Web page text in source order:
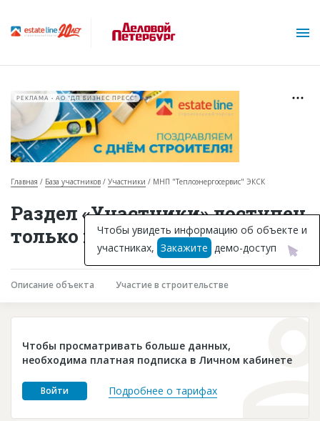
Горячие объекты
База строящихся объектов
Инвестпроекты
Глоссарий
Платные услуги
Пресс-релизы
РЕКЛАМА • АО "ДП БИЗНЕС ПРЕСС"
Главная База участников Участники МНП "Теплоэнергосервис" ЭКСК
Раздел «Участники» доступен
только подписчикам
Описание объекта Участие в строительстве
Чтобы просматривать больше данных,
необходима платная подписка в Личном кабинете
Войти Подробнее о тарифах
Чтобы увидеть информацию об объекте и
участниках, Закажите демо-доступ